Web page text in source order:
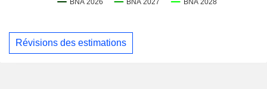
Révisions des estimations